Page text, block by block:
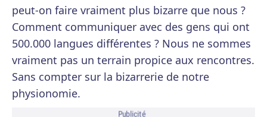
peut-on faire vraiment plus bizarre que nous ?
Comment communiquer avec des gens qui ont
500.000 langues différentes ? Nous ne sommes
vraiment pas un terrain propice aux rencontres.
Sans compter sur la bizarrerie de notre
physionomie.
Publicité